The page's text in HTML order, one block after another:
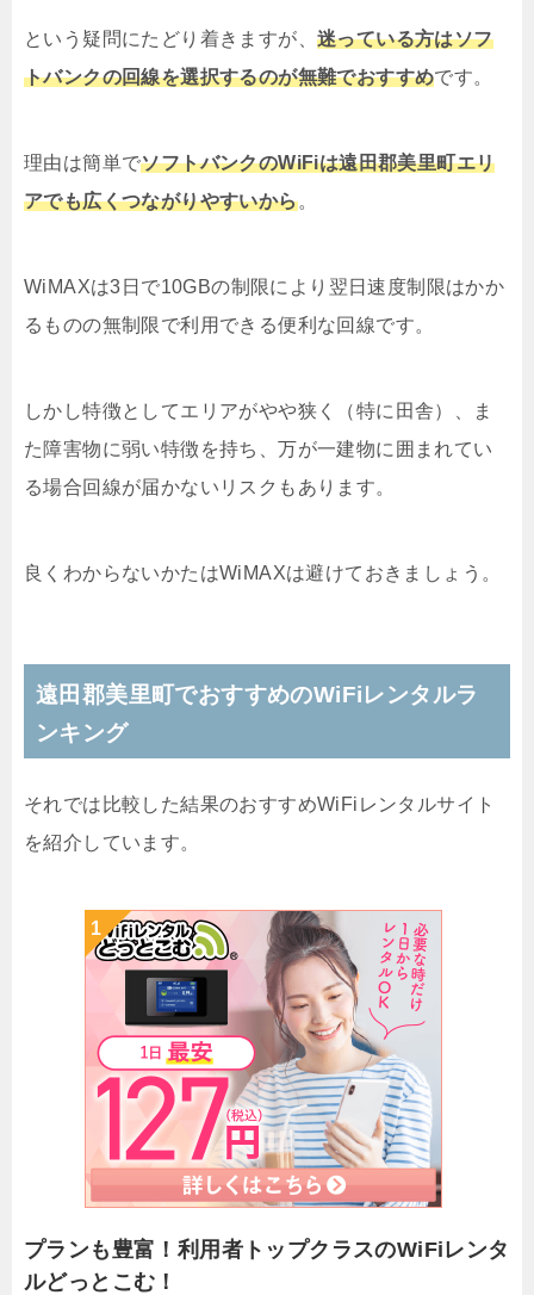
という疑問にたどり着きますが、 迷っている方はソフ
トバンクの回線を選択するのが無難でおすすめです。
理由は簡単でソフトバンクのWiFiは遠田郡美里町エリ
アでも広くつながりやすいから。
WiMAXは3日で10GBの制限により翌日速度制限はかか
るものの無制限で利用できる便利な回線です。
しかし特徴としてエリアがやや狭く（特に田舎）、ま
た障害物に弱い特徴を持ち、万が一建物に囲まれてい
る場合回線が届かないリスクもあります。
良くわからないかたはWiMAXは避けておきましょう。
遠田郡美里町でおすすめのWiFiレンタルラ
ンキング
それでは比較した結果のおすすめWiFiレンタルサイト
を紹介しています。
プランも豊富！利用者トップクラスのWiFiレンタ
ルどっとこむ！